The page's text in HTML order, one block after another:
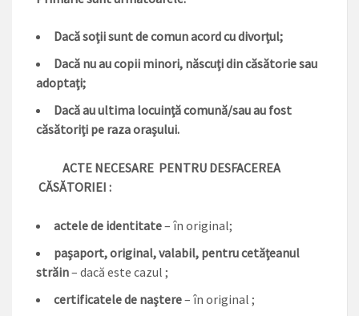
Dacă soţii sunt de comun acord cu divorţul;
Dacă nu au copii minori, născuţi din căsătorie sau
adoptaţi;
Dacă au ultima locuinţă comună/sau au fost
căsătoriţi pe raza oraşului.
ACTE NECESARE PENTRU DESFACEREA
CĂSĂTORIEI :
actele de identitate– în original;
paşaport, original, valabil, pentru cetăţeanul
străin– dacă este cazul ;
certificatele de naştere– în original ;